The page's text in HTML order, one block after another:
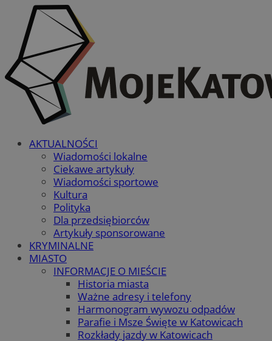
AKTUALNOŚCI
Wiadomości lokalne
Ciekawe artykuły
Wiadomości sportowe
Kultura
Polityka
Dla przedsiębiorców
Artykuły sponsorowane
KRYMINALNE
MIASTO
INFORMACJE O MIEŚCIE
Historia miasta
Ważne adresy i telefony
Harmonogram wywozu odpadów
Parafie i Msze Święte w Katowicach
Rozkłady jazdy w Katowicach